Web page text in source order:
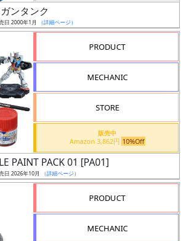
ンタンク
日 2000年1月 （詳細ページ）
PRODUCT
MECHANIC
STORE
販売中
Amazon 3,862円 10%Off
PAINT PACK 01 [PA01]
日 2026年10月 （詳細ページ）
PRODUCT
MECHANIC